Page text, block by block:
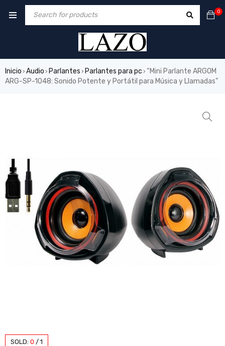
0
Inicio › Audio › Parlantes › Parlantes para pc › “Mini Parlante ARGOM
ARG-SP-1048: Sonido Potente y Portátil para Música y Llamadas”
SOLD: 0 / 1